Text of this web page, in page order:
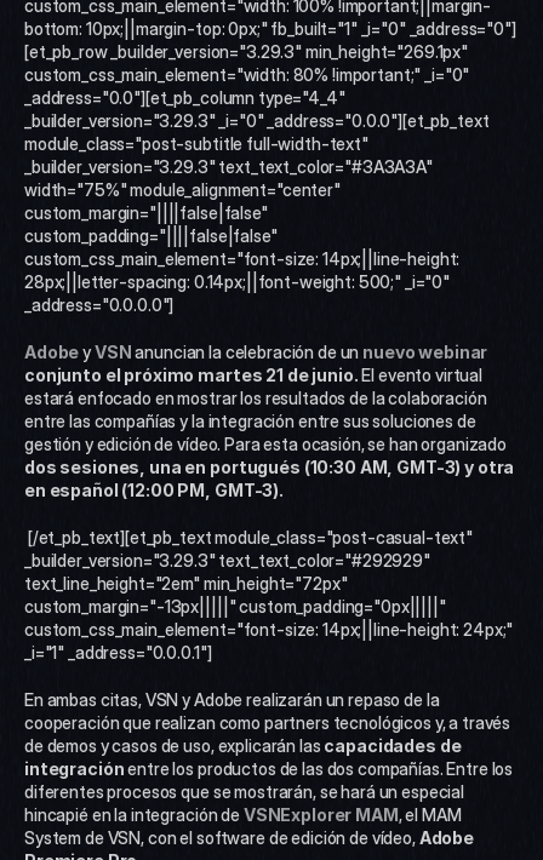
custom_css_main_element="width: 100% !important;||margin-
bottom: 10px;||margin-top: 0px;" fb_built="1" _i="0" _address="0"]
[et_pb_row _builder_version="3.29.3" min_height="269.1px"
custom_css_main_element="width: 80% !important;" _i="0"
_address="0.0"][et_pb_column type="4_4"
_builder_version="3.29.3" _i="0" _address="0.0.0"][et_pb_text
module_class="post-subtitle full-width-text"
_builder_version="3.29.3" text_text_color="#3A3A3A"
width="75%" module_alignment="center"
custom_margin="||||false|false"
custom_padding="||||false|false"
custom_css_main_element="font-size: 14px;||line-height:
28px;||letter-spacing: 0.14px;||font-weight: 500;" _i="0"
_address="0.0.0.0"]
Adobe y VSN anuncian la celebración de un nuevo webinar
conjunto el próximo martes 21 de junio. El evento virtual
estará enfocado en mostrar los resultados de la colaboración
entre las compañías y la integración entre sus soluciones de
dos sesiones, una en portugués (10:30 AM, GMT-3) y otra
en español (12:00 PM, GMT-3).
_builder_version="3.29.3" text_text_color="#292929"
text_line_height="2em" min_height="72px"
custom_margin="-13px|||||" custom_padding="0px|||||"
custom_css_main_element="font-size: 14px;||line-height: 24px;"
_i="1" _address="0.0.0.1"]
En ambas citas, VSN y Adobe realizarán un repaso de la
cooperación que realizan como partners tecnológicos y, a través
de demos y casos de uso, explicarán las capacidades de
integración entre los productos de las dos compañías. Entre los
diferentes procesos que se mostrarán, se hará un especial
hincapié en la integración de VSNExplorer MAM, el MAM
System de VSN, con el software de edición de vídeo, Adobe